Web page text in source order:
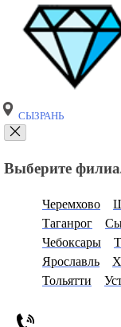
СЫЗРАНЬ
Выберите
Черемхово
Таганрог
Чебоксары
Ярославль
Тольятти